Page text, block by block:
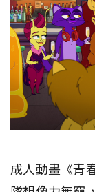
成人動畫《青